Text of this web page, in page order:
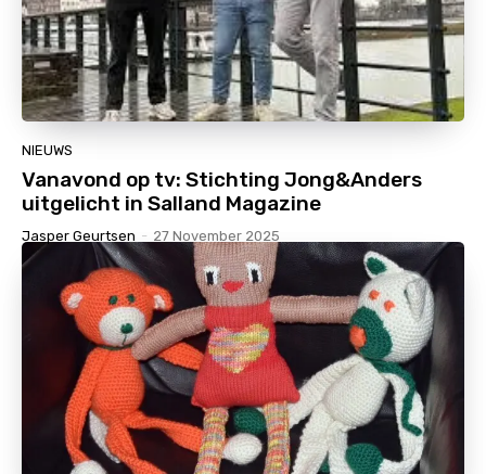
NIEUWS
Vanavond op tv: Stichting Jong&Anders
uitgelicht in Salland Magazine
Jasper Geurtsen - 27 November 2025